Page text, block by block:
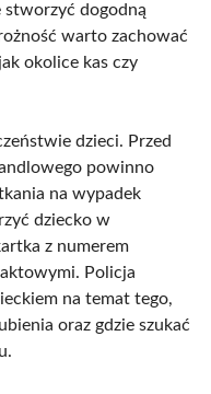
stworzyć dogodną
warto zachować
okolice kas czy
dzieci. Przed
powinno
na wypadek
dziecko w
z numerem
Policja
na temat tego,
oraz gdzie szukać